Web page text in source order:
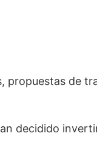
de
decidido